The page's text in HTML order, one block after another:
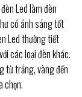
Led làm đèn
có ánh sáng tốt
Led thường tiết
các loại đèn khác.
từ trắng, vàng đến
chọn.